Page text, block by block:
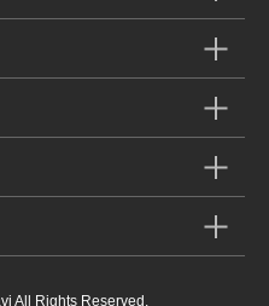
All Rights Reserved.